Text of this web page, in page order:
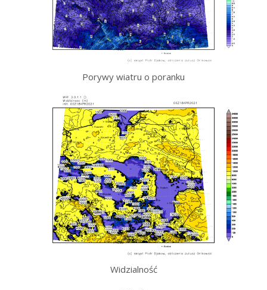
Porywy wiatru o poranku
Widzialność